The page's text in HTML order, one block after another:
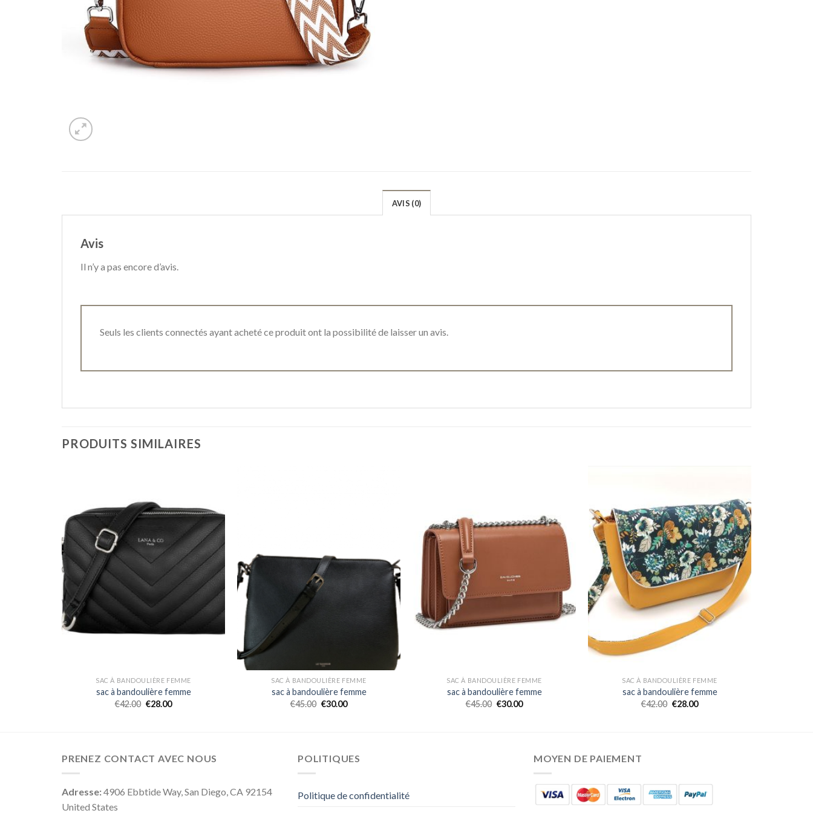
AVIS (0)
Avis
Il n’y a pas encore d’avis.
Seuls les clients connectés ayant acheté ce produit ont la possibilité de laisser un avis.
PRODUITS SIMILAIRES
SAC À BANDOULIÈRE FEMME
sac à bandoulière femme
€42.00 €28.00
SAC À BANDOULIÈRE FEMME
sac à bandoulière femme
€45.00 €30.00
SAC À BANDOULIÈRE FEMME
sac à bandoulière femme
€45.00 €30.00
SAC À BANDOULIÈRE FEMME
sac à bandoulière femme
€42.00 €28.00
PRENEZ CONTACT AVEC NOUS
Adresse:4906 Ebbtide Way, San Diego, CA 92154
United States
POLITIQUES
Politique de confidentialité
MOYEN DE PAIEMENT